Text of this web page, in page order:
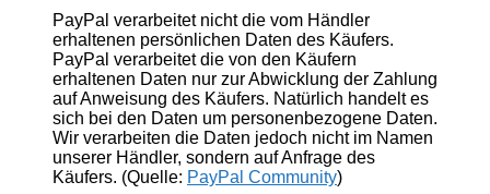
PayPal verarbeitet nicht die vom Händler
erhaltenen persönlichen Daten des Käufers.
PayPal verarbeitet die von den Käufern
erhaltenen Daten nur zur Abwicklung der Zahlung
auf Anweisung des Käufers. Natürlich handelt es
sich bei den Daten um personenbezogene Daten.
Wir verarbeiten die Daten jedoch nicht im Namen
unserer Händler, sondern auf Anfrage des
Käufers. (Quelle: PayPal Community)